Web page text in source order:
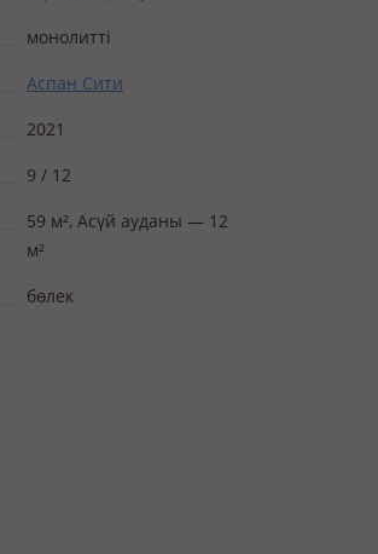
монолитті
Аспан Сити
2021
9 / 12
59 м², Асүй ауданы — 12
м²
бөлек